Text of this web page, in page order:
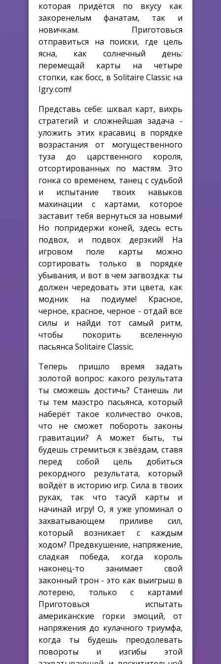
которая придётся по вкусу как
закоренелым фанатам, так и
новичкам. Приготовься
отправиться на поиски, где цель
ясна, как солнечный день:
перемещай карты на четыре
стопки, как босс, в Solitaire Classic на
Igry.com!
Представь себе: шквал карт, вихрь
стратегий и сложнейшая задача -
уложить этих красавиц в порядке
возрастания от могущественного
туза до царственного короля,
отсортированных по мастям. Это
гонка со временем, танец с судьбой
и испытание твоих навыков
махинации с картами, которое
заставит тебя вернуться за новыми!
Но попридержи коней, здесь есть
подвох, и подвох дерзкий! На
игровом поле карты можно
сортировать только в порядке
убывания, и вот в чем загвоздка: ты
должен чередовать эти цвета, как
модник на подиуме! Красное,
черное, красное, черное - отдай все
силы и найди тот самый ритм,
чтобы покорить вселенную
пасьянса Solitaire Classic.
Теперь пришло время задать
золотой вопрос: какого результата
ты сможешь достичь? Станешь ли
ты тем маэстро пасьянса, который
наберёт такое количество очков,
что не сможет побороть законы
гравитации? А может быть, ты
будешь стремиться к звёздам, ставя
перед собой цель добиться
рекордного результата, который
войдёт в историю игр. Сила в твоих
руках, так что тасуй карты и
начинай игру! О, я уже упоминал о
захватывающем приливе сил,
который возникает с каждым
ходом? Предвкушение, напряжение,
сладкая победа, когда король
наконец-то занимает свой
законный трон - это как выигрыш в
лотерею, только с картами!
Приготовься испытать
американские горки эмоций, от
напряжения до кулачного триумфа,
когда ты будешь преодолевать
повороты и изгибы этой